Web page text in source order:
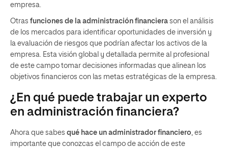
empresa.
Otras funciones de la administración financiera son el análisis
de los mercados para identificar oportunidades de inversión y
la evaluación de riesgos que podrían afectar los activos de la
empresa. Esta visión global y detallada permite al profesional
de este campo tomar decisiones informadas que alinean los
objetivos financieros con las metas estratégicas de la empresa.
¿En qué puede trabajar un experto
en administración financiera?
Ahora que sabes qué hace un administrador financiero , es
importante que conozcas el campo de acción de este